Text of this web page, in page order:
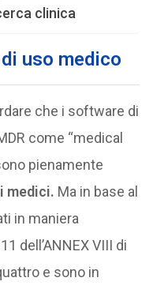
clinica
uso medico
che i software di
come “medical
pienamente
medici. Ma in base al
in maniera
dell’ANNEX VIII di
e sono in